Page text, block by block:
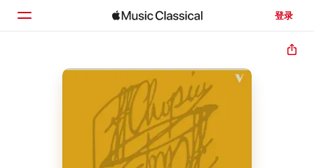
登录
主页